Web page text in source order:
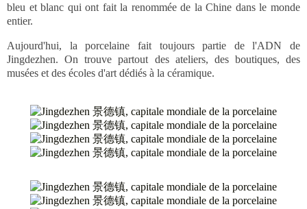
bleu et blanc qui ont fait la renommée de la Chine dans le monde
entier.
Aujourd'hui, la porcelaine fait toujours partie de l'ADN de
Jingdezhen. On trouve partout des ateliers, des boutiques, des
musées et des écoles d'art dédiés à la céramique.